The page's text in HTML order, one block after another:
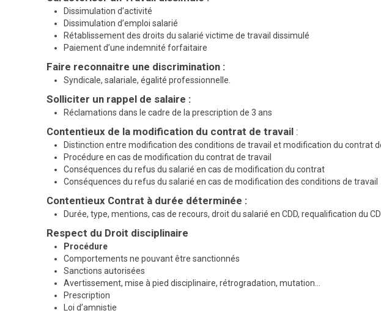
Dissimulation d’activité
Dissimulation d’emploi salarié
Rétablissement des droits du salarié victime de travail dissimulé
Paiement d’une indemnité forfaitaire
Faire reconnaitre une discrimination :
Syndicale, salariale, égalité professionnelle.
Solliciter un rappel de salaire :
Réclamations dans le cadre de la prescription de 3 ans
Contentieux de la modification du contrat de travail :
Distinction entre modification des conditions de travail et modification du contrat
Procédure en cas de modification du contrat de travail
Conséquences du refus du salarié en cas de modification du contrat
Conséquences du refus du salarié en cas de modification des conditions de travail
Contentieux Contrat à durée déterminée :
Durée, type, mentions, cas de recours, droit du salarié en CDD, requalification du
Respect du Droit disciplinaire
Procédure
Comportements ne pouvant être sanctionnés
Sanctions autorisées
Avertissement, mise à pied disciplinaire, rétrogradation, mutation…
Prescription
Loi d’amnistie